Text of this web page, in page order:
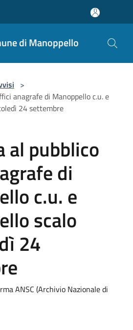
di Manoppello
>
anagrafe di Manoppello c.u. e
24 settembre
al pubblico
di
c.u. e
scalo
24
ANSC (Archivio Nazionale di